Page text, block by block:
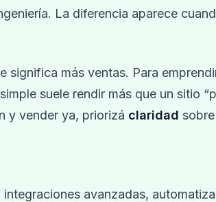
La diferencia aparece
significa más ventas. Para
suele rendir más que un sitio
y vender ya, priorizá claridad
avanzadas,